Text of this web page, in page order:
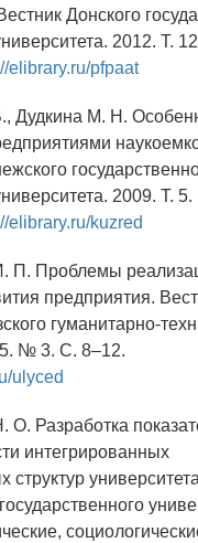
Донского
2012. Т.
elibrary.ru/pfpaat
Дудкина М. Н.
2009. Т.
elibrary.ru/kuzred
П. Проблемы
предприятия.
гуманитарно-
№ 3. С. 8–12.
ulyced
О. Разработка
интегрированных
структур